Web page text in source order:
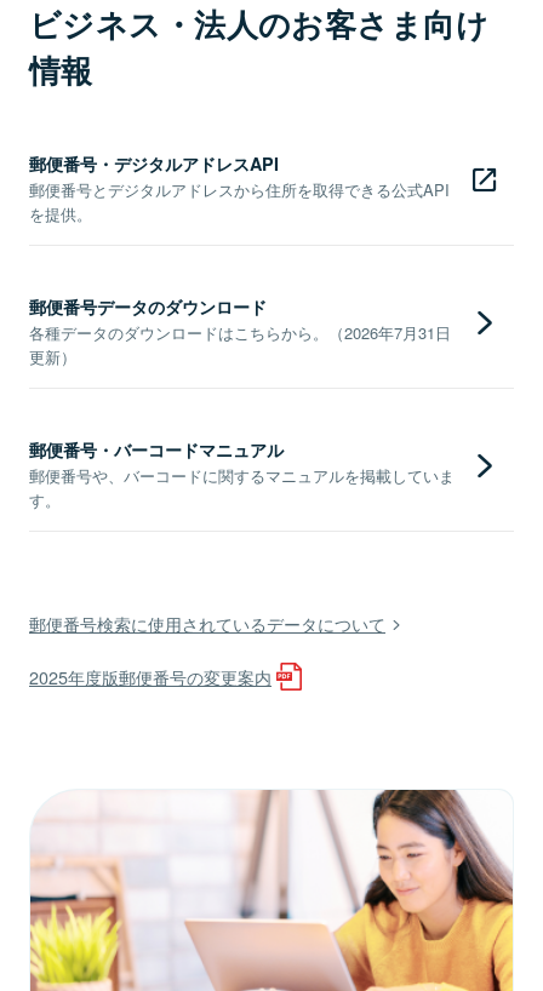
ビジネス・法人のお客さま向け
情報
郵便番号・デジタルアドレスAPI
郵便番号とデジタルアドレスから住所を取得できる公式API
を提供。
郵便番号データのダウンロード
各種データのダウンロードはこちらから。（2026年7月31日
更新）
郵便番号・バーコードマニュアル
郵便番号や、バーコードに関するマニュアルを掲載していま
す。
郵便番号検索に使用されているデータについて
2025年度版郵便番号の変更案内